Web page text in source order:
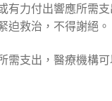
有力付出響應所需
迫救治，不得謝絕。
需支出，醫療機構